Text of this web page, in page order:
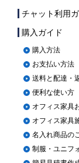
チャット利用
購入ガイド
購入方法
お支払い方法
送料と配達・
便利な使い方
オフィス家具
オフィス家具
名入れ商品の
制服・ユニフ